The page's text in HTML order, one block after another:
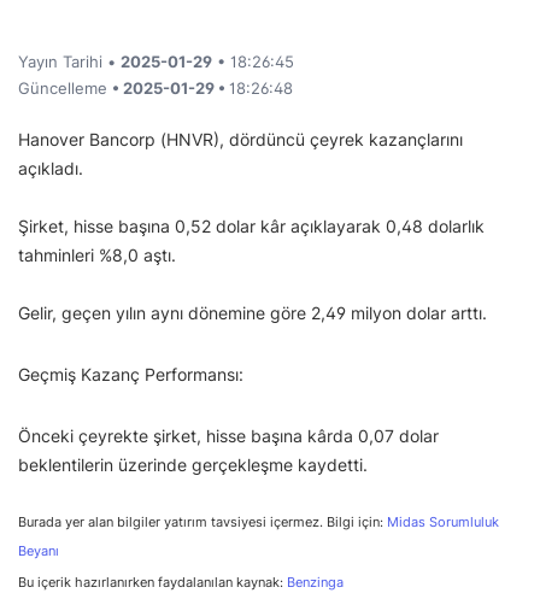
Yayın Tarihi • 2025-01-29 • 18:26:45
Güncelleme • 2025-01-29 • 18:26:48
Hanover Bancorp (HNVR), dördüncü çeyrek kazançlarını
açıkladı.
Şirket, hisse başına 0,52 dolar kâr açıklayarak 0,48 dolarlık
tahminleri %8,0 aştı.
Gelir, geçen yılın aynı dönemine göre 2,49 milyon dolar arttı.
Geçmiş Kazanç Performansı:
Önceki çeyrekte şirket, hisse başına kârda 0,07 dolar
beklentilerin üzerinde gerçekleşme kaydetti.
Burada yer alan bilgiler yatırım tavsiyesi içermez. Bilgi için: Midas Sorumluluk
Beyanı
Bu içerik hazırlanırken faydalanılan kaynak: Benzinga